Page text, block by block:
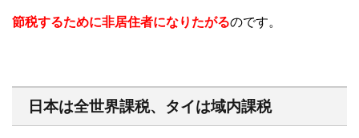
節税するために非居住者になりたがるのです。
日本は全世界課税、タイは域内課税